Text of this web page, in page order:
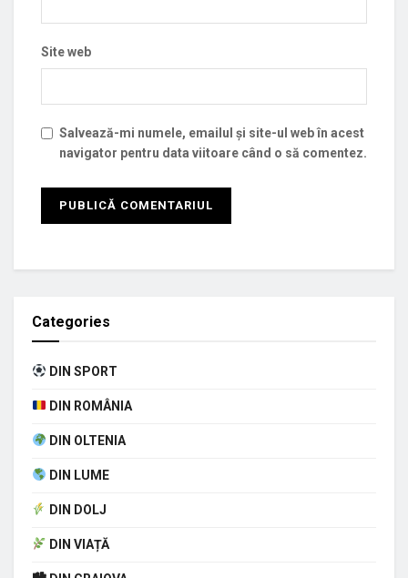
Site web
Salvează-mi numele, emailul și site-ul web în acest
navigator pentru data viitoare când o să comentez.
Categories
DIN SPORT
DIN ROMÂNIA
DIN OLTENIA
DIN LUME
DIN DOLJ
DIN VIAȚĂ